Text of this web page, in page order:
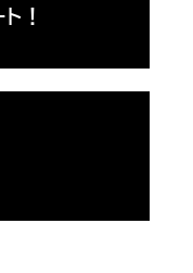
！